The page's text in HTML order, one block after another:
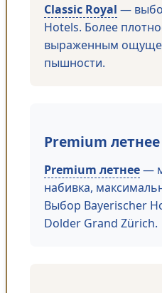
Classic Royal —
Hotels. Более
выраженным
пышности.
Premium летнее
Premium летнее—
набивка,
Выбор Bayerischer
Dolder Grand Zürich.